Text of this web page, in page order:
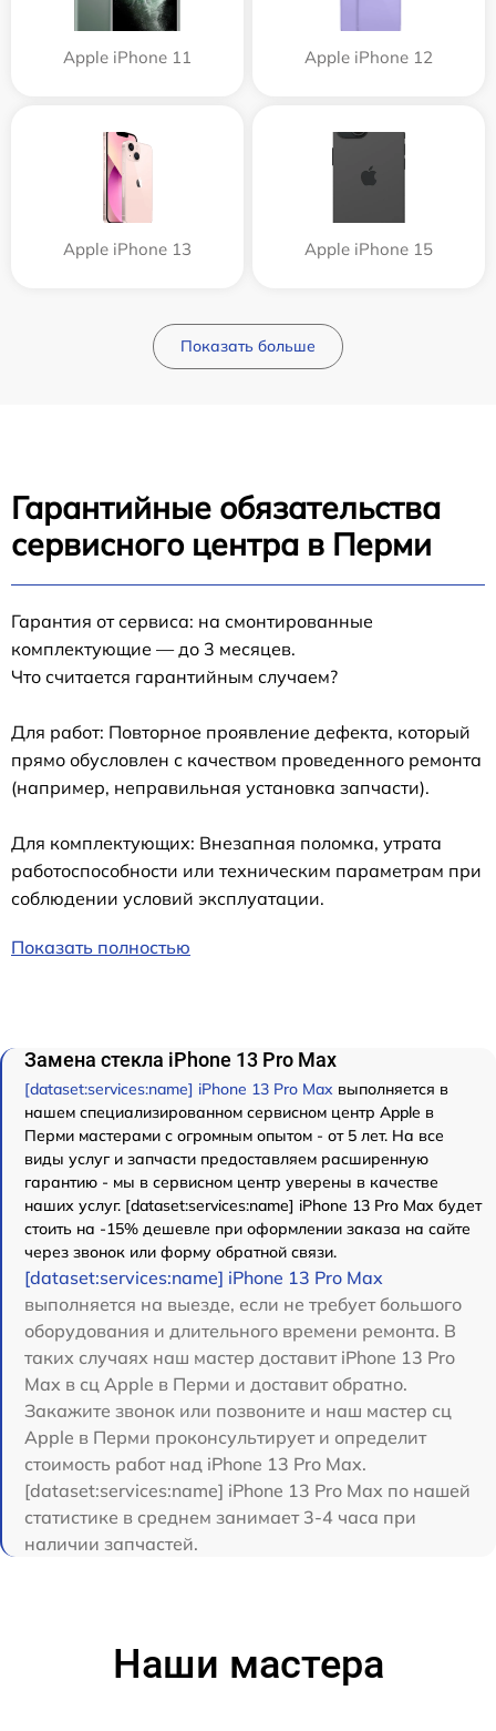
Apple iPhone 11 Apple iPhone 12
Apple iPhone 13 Apple iPhone 15
Показать больше
Гарантийные обязательства
сервисного центра в Перми
Гарантия от сервиса: на смонтированные
комплектующие — до 3 месяцев.
Что считается гарантийным случаем?
Для работ: Повторное проявление дефекта, который
прямо обусловлен с качеством проведенного ремонта
(например, неправильная установка запчасти).
Для комплектующих: Внезапная поломка, утрата
работоспособности или техническим параметрам при
соблюдении условий эксплуатации.
Показать полностью
Замена стекла iPhone 13 Pro Max
[dataset:services:name] iPhone 13 Pro Max выполняется в
нашем специализированном сервисном центр Apple в
Перми мастерами с огромным опытом - от 5 лет. На все
виды услуг и запчасти предоставляем расширенную
гарантию - мы в сервисном центр уверены в качестве
наших услуг. [dataset:services:name] iPhone 13 Pro Max будет
стоить на -15% дешевле при оформлении заказа на сайте
через звонок или форму обратной связи.
[dataset:services:name] iPhone 13 Pro Max
выполняется на выезде, если не требует большого
оборудования и длительного времени ремонта. В
таких случаях наш мастер доставит iPhone 13 Pro
Max в сц Apple в Перми и доставит обратно.
Закажите звонок или позвоните и наш мастер сц
Apple в Перми проконсультирует и определит
стоимость работ над iPhone 13 Pro Max.
[dataset:services:name] iPhone 13 Pro Max по нашей
статистике в среднем занимает 3-4 часа при
наличии запчастей.
Наши мастера